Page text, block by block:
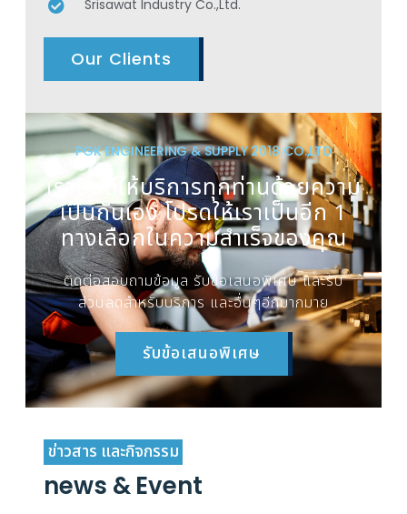
Srisawat Industry Co.,Ltd.
Our Clients
PGK ENGINEERING & SUPPLY 2018 CO.,LTD
เรายินดีให้บริการทุกท่านด้วยความ
เป็นกันเอง โปรดให้เราเป็นอีก 1
ทางเลือกในความสำเร็จของคุณ
ติดต่อสอบถามข้อมูล รับข้อเสนอพิเศษ และรับ
ส่วนลดสำหรับบริการ และอื่นๆอีกมากมาย
รับข้อเสนอพิเศษ
ข่าวสาร และกิจกรรม
news & Event